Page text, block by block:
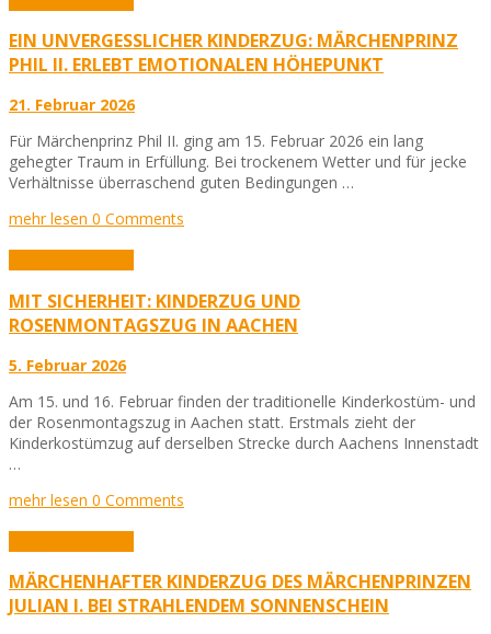
EIN UNVERGESSLICHER KINDERZUG: MÄRCHENPRINZ
PHIL II. ERLEBT EMOTIONALEN HÖHEPUNKT
21. Februar 2026
Für Märchenprinz Phil II. ging am 15. Februar 2026 ein lang
gehegter Traum in Erfüllung. Bei trockenem Wetter und für jecke
Verhältnisse überraschend guten Bedingungen …
mehr lesen 0 Comments
MIT SICHERHEIT: KINDERZUG UND
ROSENMONTAGSZUG IN AACHEN
5. Februar 2026
Am 15. und 16. Februar finden der traditionelle Kinderkostüm- und
der Rosenmontagszug in Aachen statt. Erstmals zieht der
Kinderkostümzug auf derselben Strecke durch Aachens Innenstadt
…
mehr lesen 0 Comments
MÄRCHENHAFTER KINDERZUG DES MÄRCHENPRINZEN
JULIAN I. BEI STRAHLENDEM SONNENSCHEIN